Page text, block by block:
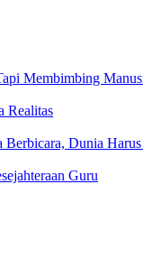
Membimbing
Realitas
Berbicara, Dunia
Guru